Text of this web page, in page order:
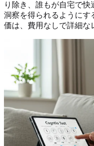
り除き、誰もが自宅で
洞察を得られるようにす
価は、費用なしで詳細な